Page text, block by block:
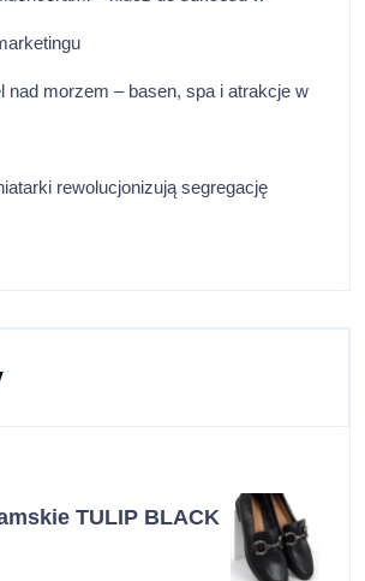
nad morzem – basen, spa i atrakcje w
rewolucjonizują segregację
TULIP BLACK